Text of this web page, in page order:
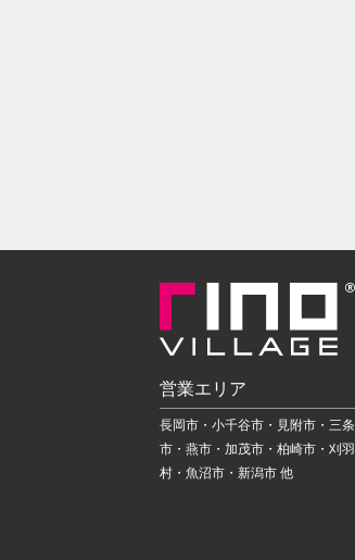
営業エリア
長岡市・小千谷市・見附市・三条
市・燕市・加茂市・柏崎市・刈羽
村・魚沼市・新潟市 他